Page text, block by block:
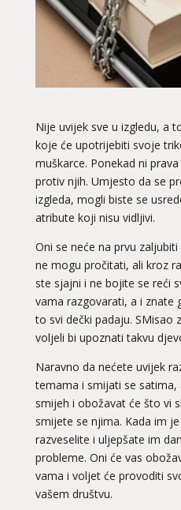
Nije uvijek sve u izgledu, a
koje će upotrijebiti svoje
muškarce. Ponekad ni
protiv njih. Umjesto da se
izgleda, mogli biste se
atribute koji nisu vidljivi.
Oni se neće na prvu
ne mogu pročitati, ali kroz
ste sjajni i ne bojite se reći
vama razgovarati, a i znate
to svi dečki padaju. SMisao
voljeli bi upoznati takvu
Naravno da nećete uvijek
temama i smijati se satima,
smijeh i obožavat će što vi
smijete se njima. Kada im
razveselite i uljepšate im
probleme. Oni će vas
vama i voljet će provoditi
vašem društvu.